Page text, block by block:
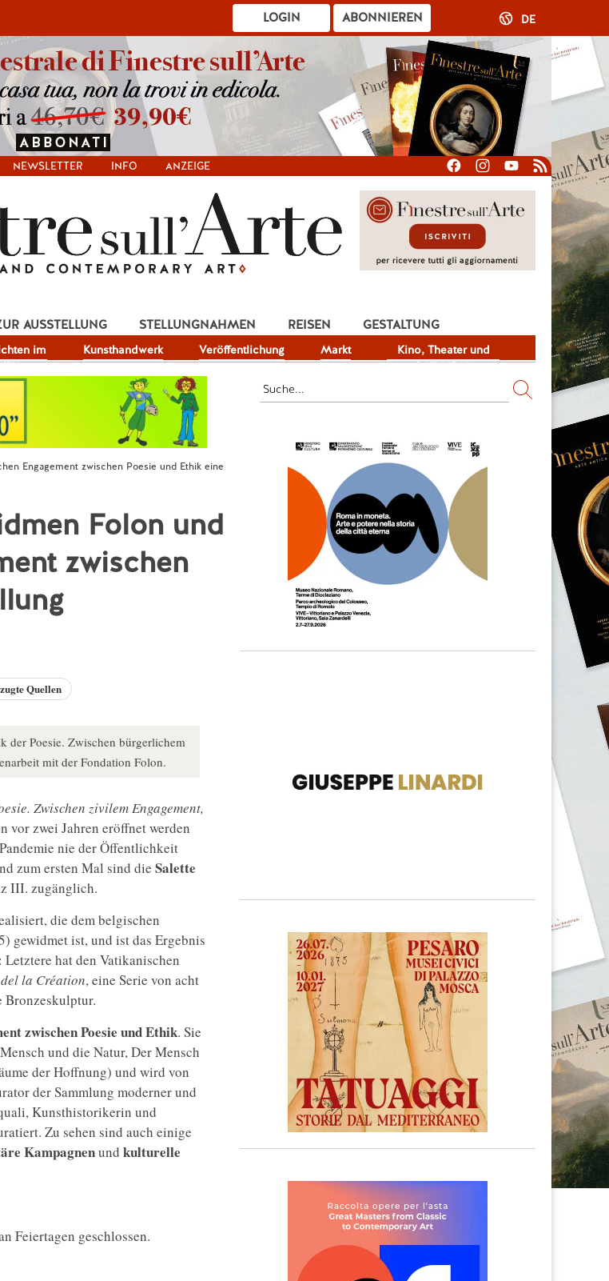
ABONNIEREN
LOGIN DE
NEWSLETTER INFO ANZEIGE
im
Kunsthandwerk Veröffentlichung Markt
Kino, Theater und
Fernsehen
AUSSTELLUNG STELLUNGNAHMEN REISEN
GESTALTUNG
Engagement zwischen Poesie und Ethik eine
Folon und
zwischen
Quellen
Poesie. Zwischen bürgerlichem
mit der Fondation Folon.
Zwischen zivilem Engagement,
vor zwei Jahren eröffnet werden
nie der Öffentlichkeit
zum ersten Mal sind die Salette
III. zugänglich.
die dem belgischen
gewidmet ist, und ist das Ergebnis
hat den Vatikanischen
la Création, eine Serie von acht
Bronzeskulptur.
zwischen Poesie und Ethik. Sie
und die Natur, Der Mensch
der Hoffnung) und wird von
der Sammlung moderner und
Kunsthistorikerin und
Zu sehen sind auch einige
Kampagnenund kulturelle
Feiertagen geschlossen.